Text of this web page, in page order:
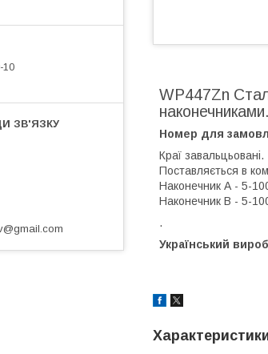
WP447Zn
наконечниками.
Номер для
Краї завальцьовані.
Поставляється в
Наконечник А - 5-
Наконечник В - 5-
.
Український
10